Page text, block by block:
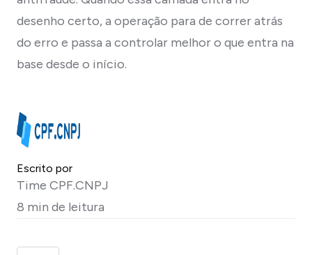
desenho certo, a operação para de correr atrás
do erro e passa a controlar melhor o que entra na
base desde o início.
Escrito por
Time CPF.CNPJ
8 min de leitura